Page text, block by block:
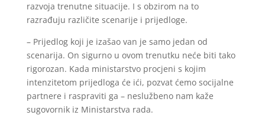
razvoja trenutne situacije. I s obzirom na to
razrađuju različite scenarije i prijedloge.
– Prijedlog koji je izašao van je samo jedan od
scenarija. On sigurno u ovom trenutku neće biti tako
rigorozan. Kada ministarstvo procjeni s kojim
intenzitetom prijedloga će ići, pozvat ćemo socijalne
partnere i raspraviti ga – neslužbeno nam kaže
sugovornik iz Ministarstva rada.